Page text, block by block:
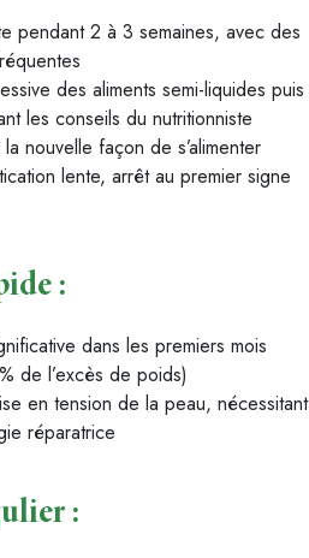
pendant 2 à 3 semaines, avec des
des aliments semi-liquides puis
les conseils du nutritionniste
nouvelle façon de s’alimenter
lente, arrêt au premier signe
:
dans les premiers mois
de l’excès de poids)
en tension de la peau, nécessitant
réparatrice
: